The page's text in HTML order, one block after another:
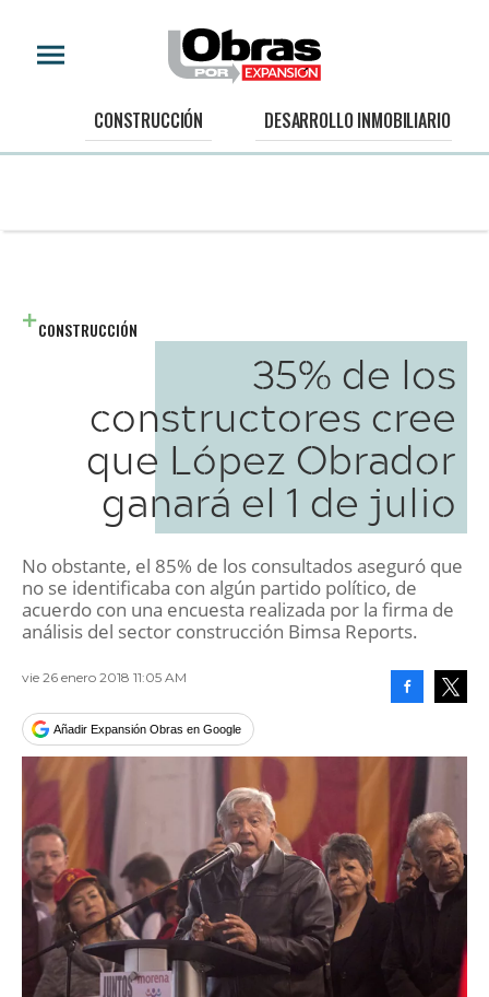
CONSTRUCCIÓN DESARROLLO INMOBILIARIO
CONSTRUCCIÓN
35% de los
constructores cree
que López Obrador
ganará el 1 de julio
No obstante, el 85% de los consultados aseguró que
no se identificaba con algún partido político, de
acuerdo con una encuesta realizada por la firma de
análisis del sector construcción Bimsa Reports.
vie 26 enero 2018 11:05 AM
Añadir Expansión Obras en Google